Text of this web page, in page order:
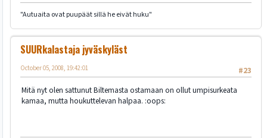
"Autuaita ovat puupäät sillä he eivät huku"
SUURkalastaja jyväskyläst
#23
October 05, 2008, 19:42:01
Mitä nyt olen sattunut Biltemasta ostamaan on ollut umpisurkeata
kamaa, mutta houkuttelevan halpaa. :oops: